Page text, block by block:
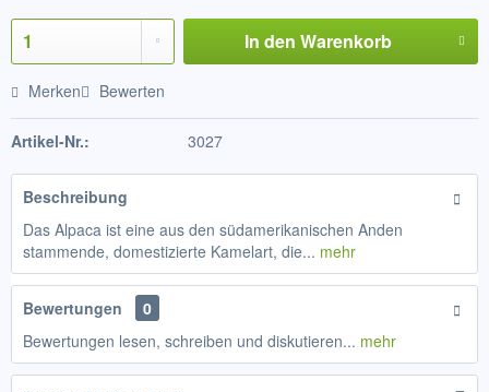
In den Warenkorb
Merken Bewerten
Artikel-Nr.: 3027
Beschreibung
Das Alpaca ist eine aus den südamerikanischen Anden
stammende, domestizierte Kamelart, die... mehr
Bewertungen
0
Bewertungen lesen, schreiben und diskutieren... mehr